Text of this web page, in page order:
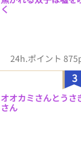
く
24h.ポイント
3
オオカミさんとうさ
さん